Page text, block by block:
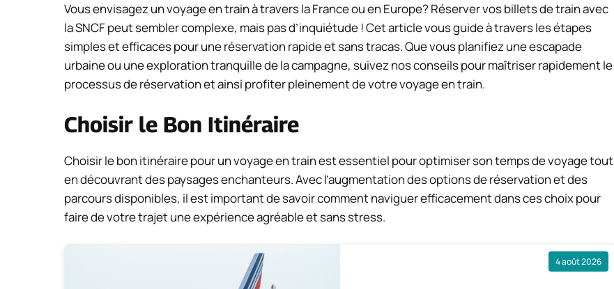
Vous envisagez un voyage en train à travers la France ou en Europe? Réserver vos billets de train avec
la SNCF peut sembler complexe, mais pas d’inquiétude ! Cet article vous guide à travers les étapes
simples et efficaces pour une réservation rapide et sans tracas. Que vous planifiez une escapade
urbaine ou une exploration tranquille de la campagne, suivez nos conseils pour maîtriser rapidement le
processus de réservation et ainsi profiter pleinement de votre voyage en train.
Choisir le Bon Itinéraire
Choisir le bon itinéraire pour un voyage en train est essentiel pour optimiser son temps de voyage tout
en découvrant des paysages enchanteurs. Avec l’augmentation des options de réservation et des
parcours disponibles, il est important de savoir comment naviguer efficacement dans ces choix pour
faire de votre trajet une expérience agréable et sans stress.
4 août 2026